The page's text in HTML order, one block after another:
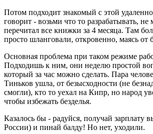
Потом подходит знакомый с этой
говорит - возьми что то разрабатывать, не
перечитал все книжки за 4 месяца. Там
просто шланговали, откровенно, маясь от
Основная проблема при таком режиме
Подходишь к ним, они неделю простой
который за час можно сделать. Пара
Тиньков ушла, от безысходности (не
смогли), кто то уехал на Кипр, но народ
чтобы избежать безделья.
Казалось бы - радуйся, получай зарплату
России) и пинай балду! Но нет, уходили.